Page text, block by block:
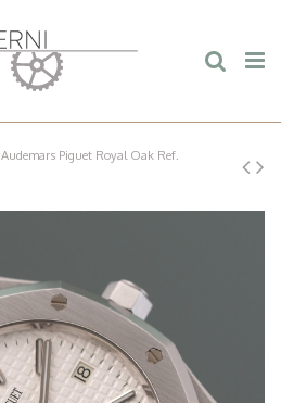
Audemars Piguet Royal Oak Ref.